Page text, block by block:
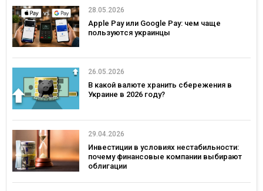
28.05.2026
Apple Pay или Google Pay: чем чаще
пользуются украинцы
26.05.2026
В какой валюте хранить сбережения в
Украине в 2026 году?
29.04.2026
Инвестиции в условиях нестабильности:
почему финансовые компании выбирают
облигации